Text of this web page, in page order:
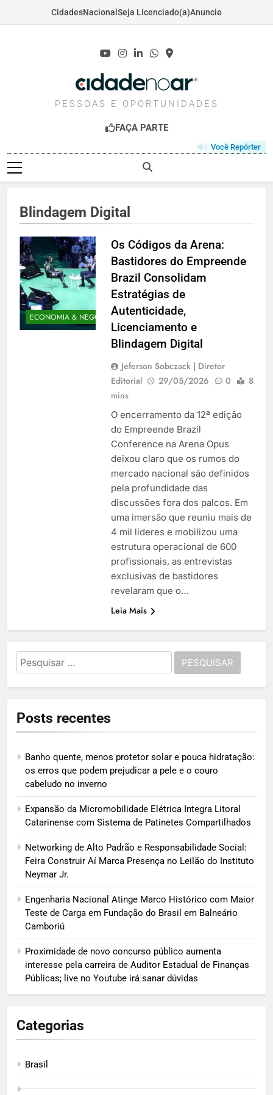
CidadesNacional Seja Licenciado(a)Anuncie
CIDADENOAR.COM
PESSOAS E OPORTUNIDADES
FAÇA PARTE
Você Repórter
Blindagem Digital
ECONOMIA & NEGÓCIOS
Os Códigos da Arena:
Bastidores do Empreende
Brazil Consolidam
Estratégias de
Autenticidade,
Licenciamento e
Blindagem Digital
Jeferson Sobczack | Diretor
Editorial
29/05/2026 0
8
mins
O encerramento da 12ª edição
do Empreende Brazil
Conference na Arena Opus
deixou claro que os rumos do
mercado nacional são definidos
pela profundidade das
discussões fora dos palcos. Em
uma imersão que reuniu mais de
4 mil líderes e mobilizou uma
estrutura operacional de 600
profissionais, as entrevistas
exclusivas de bastidores
revelaram que o…
Leia Mais
Pesquisar
por:
Posts recentes
Banho quente, menos protetor solar e pouca hidratação:
os erros que podem prejudicar a pele e o couro
cabeludo no inverno
Expansão da Micromobilidade Elétrica Integra Litoral
Catarinense com Sistema de Patinetes Compartilhados
Networking de Alto Padrão e Responsabilidade Social:
Feira Construir Aí Marca Presença no Leilão do Instituto
Neymar Jr.
Engenharia Nacional Atinge Marco Histórico com Maior
Teste de Carga em Fundação do Brasil em Balneário
Camboriú
Proximidade de novo concurso público aumenta
interesse pela carreira de Auditor Estadual de Finanças
Públicas; live no Youtube irá sanar dúvidas
Categorias
Brasil